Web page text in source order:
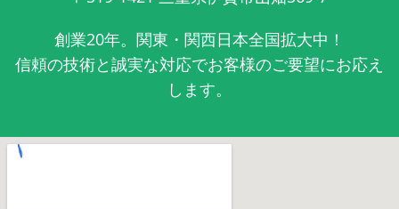
創業20年。関東・関西日本全国拡大中！
信頼の技術と誠実な対応でお客様のご要望にお応え
します。